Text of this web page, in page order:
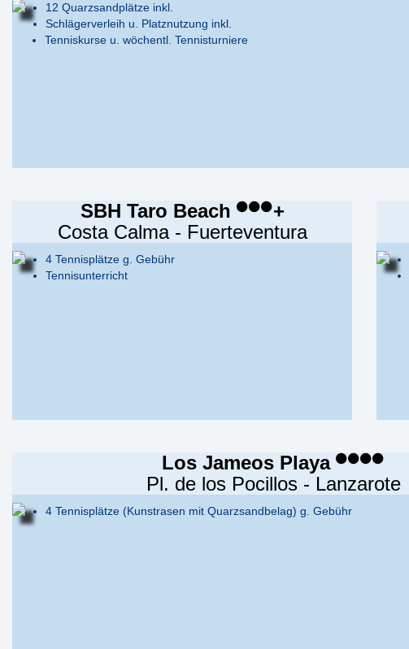
12 Quarzsandplätze inkl.
Schlägerverleih u. Platznutzung inkl.
Tenniskurse u. wöchentl. Tennisturniere
SBH Taro Beach
+
Costa Calma - Fuerteventura
4 Tennisplätze g. Gebühr
Tennisunterricht
Los Jameos Playa
Pl. de los Pocillos - Lanzarote
4 Tennisplätze (Kunstrasen mit Quarzsandbelag) g. Gebühr